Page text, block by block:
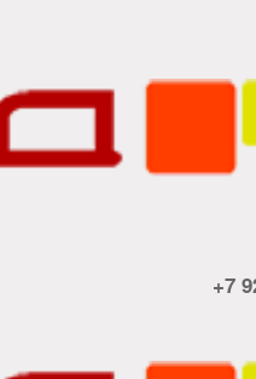
+7